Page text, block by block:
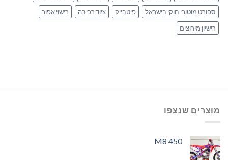
ספורט מוטורי חוקי בישראל
פיטבייק ציוד רכיבה
רישוי אפור
רישיון מירוצים
מוצרים שנצפו
M8 450